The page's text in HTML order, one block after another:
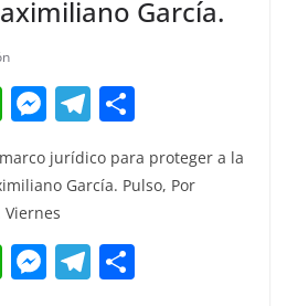
García.
W
at
s
A
p
M
e
ss
e
n
g
T
e
a
m
m
jurídico para proteger a la
García. Pulso, Por
Viernes
W M T